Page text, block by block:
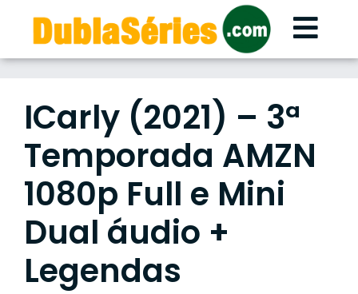
content
ICarly (2021) – 3ª
Temporada AMZN
1080p Full e Mini
Dual áudio +
Legendas